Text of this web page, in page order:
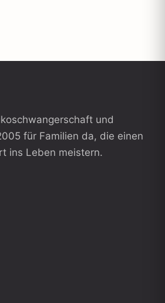
und
für Familien da, die einen
ins Leben meistern.